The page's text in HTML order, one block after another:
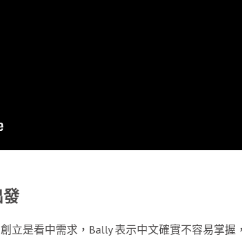
立是看中需求，Bally 表示中文確實不容易掌握